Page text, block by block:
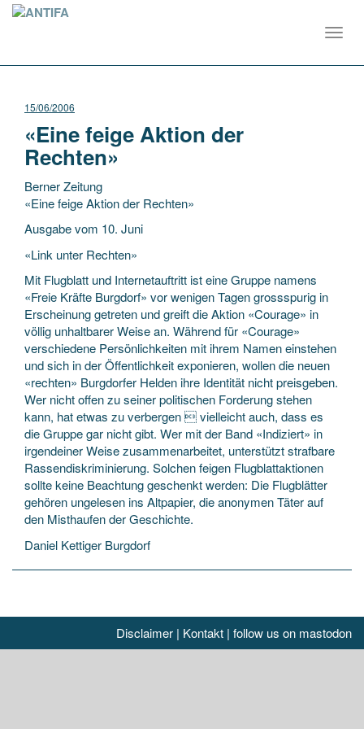
15/06/2006
«Eine feige Aktion der
Rechten»
Berner Zeitung
«Eine feige Aktion der Rechten»
Ausgabe vom 10. Juni
«Link unter Rechten»
Mit Flugblatt und Internetauftritt ist eine Gruppe namens
«Freie Kräfte Burgdorf» vor wenigen Tagen grossspurig in
Erscheinung getreten und greift die Aktion «Courage» in
völlig unhaltbarer Weise an. Während für «Courage»
verschiedene Persönlichkeiten mit ihrem Namen einstehen
und sich in der Öffentlichkeit exponieren, wollen die neuen
«rechten» Burgdorfer Helden ihre Identität nicht preisgeben.
Wer nicht offen zu seiner politischen Forderung stehen
kann, hat etwas zu verbergen  vielleicht auch, dass es
die Gruppe gar nicht gibt. Wer mit der Band «Indiziert» in
irgendeiner Weise zusammenarbeitet, unterstützt strafbare
Rassendiskriminierung. Solchen feigen Flugblattaktionen
sollte keine Beachtung geschenkt werden: Die Flugblätter
gehören ungelesen ins Altpapier, die anonymen Täter auf
den Misthaufen der Geschichte.
Daniel Kettiger Burgdorf
Disclaimer | Kontakt | follow us on mastodon